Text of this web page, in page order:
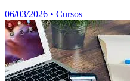
06/03/2026 • Cursos